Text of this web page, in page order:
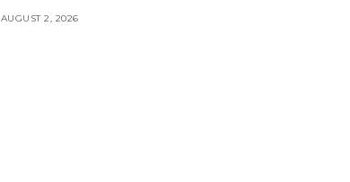
AUGUST 2, 2026